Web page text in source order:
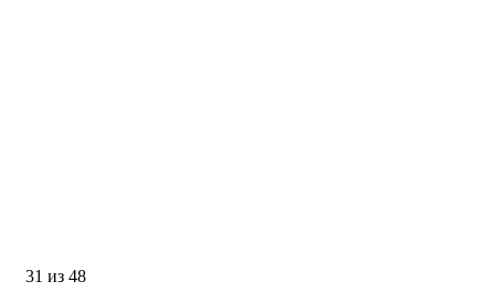
31 из 48